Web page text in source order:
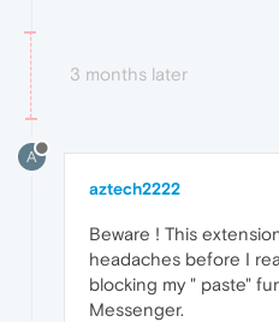
3 months later
A
aztech2222
Beware ! This
headaches before I
blocking my " paste"
Messenger.